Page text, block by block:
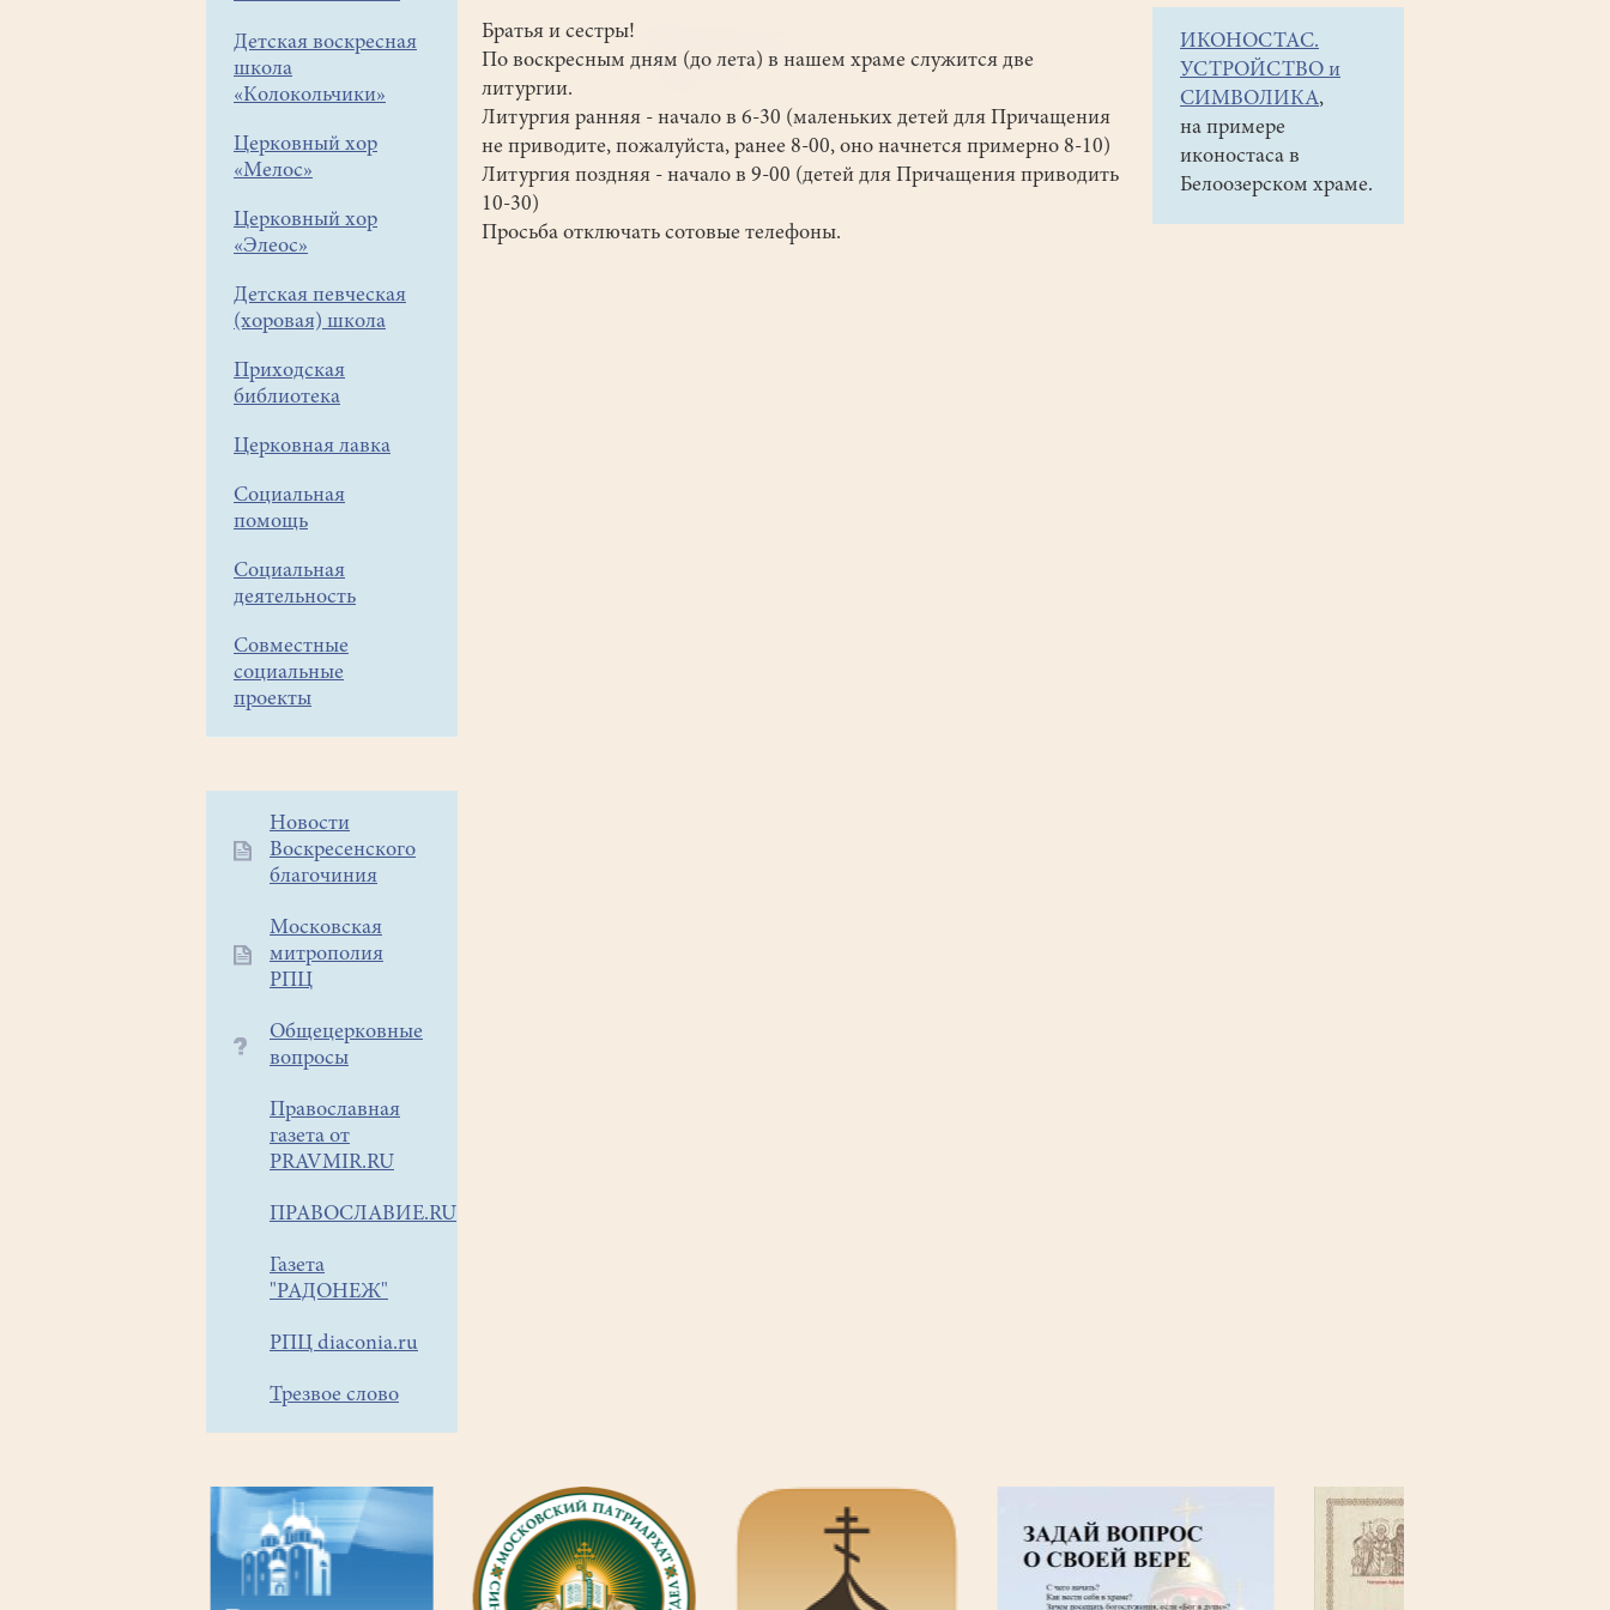
Детская воскресная
школа
«Колокольчики»
Церковный хор
«Мелос»
Церковный хор
«Элеос»
Детская певческая
(хоровая) школа
Приходская
библиотека
Церковная лавка
Социальная
помощь
Социальная
деятельность
Совместные
социальные
проекты
Дополнительное
меню
Новости
Воскресенского
благочиния
Московская
митрополия
РПЦ
Общецерковные
вопросы
Православная
газета от
PRAVMIR.RU
ПРАВОСЛАВИЕ.RU
Газета
"РАДОНЕЖ"
РПЦ diaconia.ru
Трезвое слово
Братья и сестры!
По воскресным дням (до лета) в нашем храме служится две
литургии.
Литургия ранняя - начало в 6-30 (маленьких детей для Причащения
не приводите, пожалуйста, ранее 8-00, оно начнется примерно 8-10)
Литургия поздняя - начало в 9-00 (детей для Причащения приводить
10-30)
Просьба отключать сотовые телефоны.
ИКОНОСТАС.
УСТРОЙСТВО и
СИМВОЛИКА,
на примере
иконостаса в
Белоозерском храме.